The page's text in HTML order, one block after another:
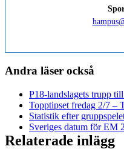
Andra läser också
P18-landslagets trupp
Topptipset fredag 2/7 –
Statistik efter
Sveriges datum för EM
Relaterade inlägg